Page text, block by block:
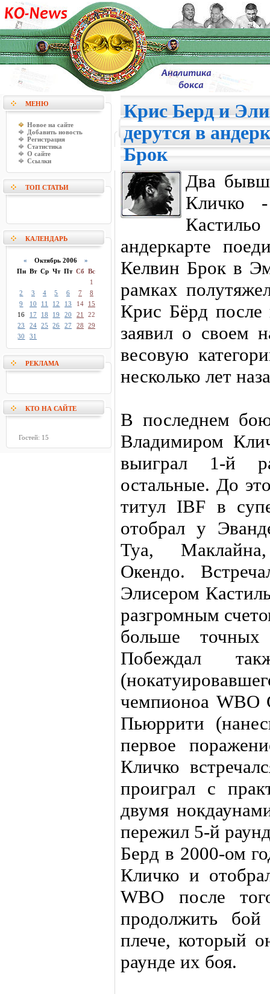
МЕНЮ
Новое на сайте
Добавить новость
Регистрация
Статистика
О сайте
Ссылки
ТОП СТАТЬИ
КАЛЕНДАРЬ
« Октябрь 2006»
Пн Вт Ср Чт Пт Сб Вс
1
2
3 4 5 6 7
8
9
10 11 12 13 14
15
16
17 18 19 20 21
22
23
24 25 26 27 28
29
30
31
РЕКЛАМА
КТО НА САЙТЕ
Гостей: 15
Крис Берд и
дерутся в
Брок
Два
Кличко
андеркарте
Келвин Брок в
рамках
Крис Бёрд
заявил о своем
весовую
несколько лет
В последнем
Владимиром
выиграл 1-й
остальные. До
титул IBF в
отобрал у
Туа,
Окендо.
Элисером
разгромным
больше
Побеждал
чемпионоа WBO
Пьюррити
первое
Кличко
проиграл с
двумя
пережил 5-й
Берд в 2000-ом
Кличко и
WBO после
продолжить
плече, который
раунде их боя.